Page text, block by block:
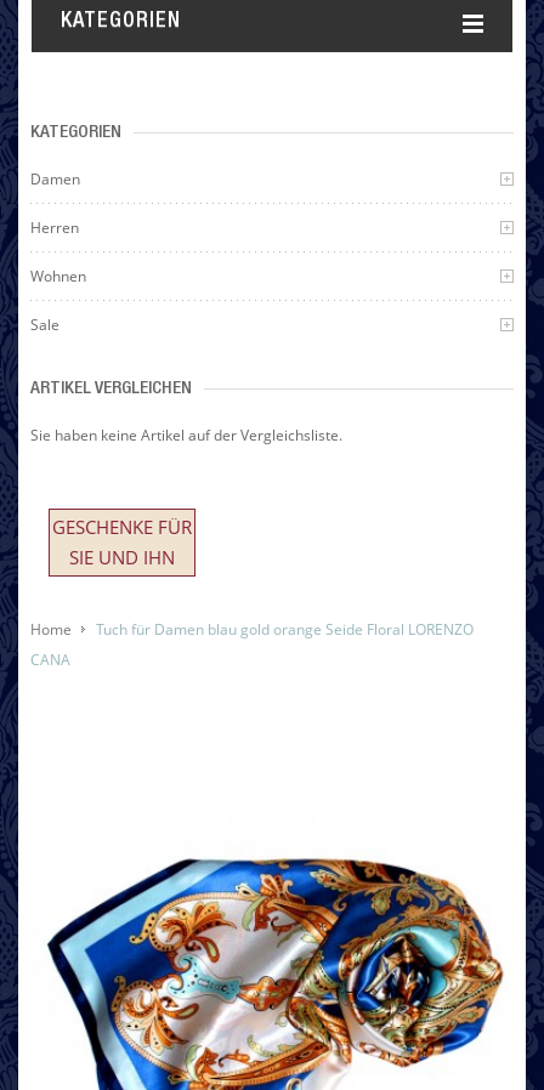
KATEGORIEN
KATEGORIEN
Damen
Herren
Wohnen
Sale
ARTIKEL VERGLEICHEN
Sie haben keine Artikel auf der Vergleichsliste.
GESCHENKE FÜR
SIE UND IHN
Home
Tuch für Damen blau gold orange Seide Floral LORENZO
CANA